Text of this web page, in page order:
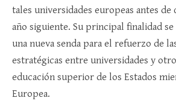
tales universidades europeas antes de
año siguiente. Su principal finalidad
una nueva senda para el refuerzo de
estratégicas entre universidades y
educación superior de los Estados
Europea.